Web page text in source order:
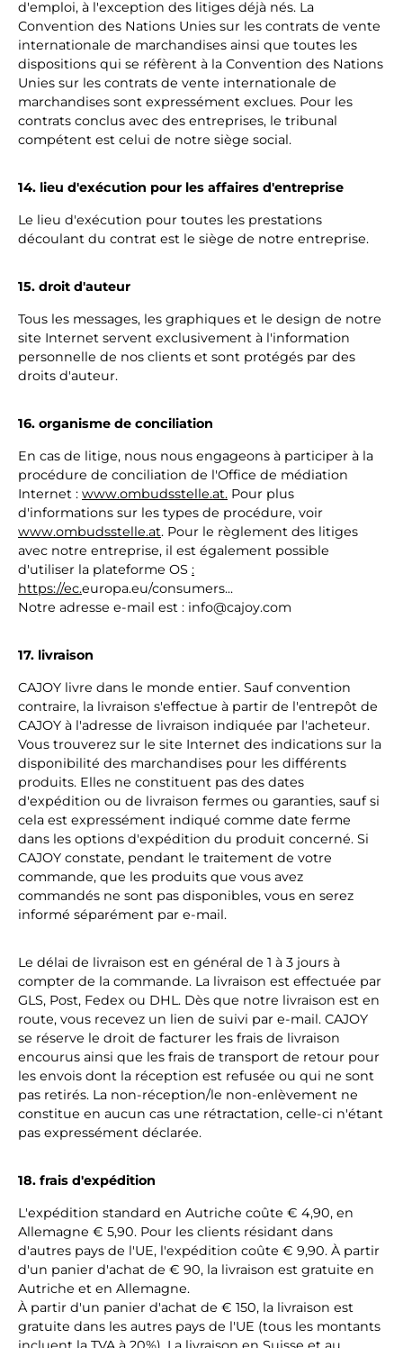
d'emploi, à l'exception des litiges déjà nés. La
Convention des Nations Unies sur les contrats de vente
internationale de marchandises ainsi que toutes les
dispositions qui se réfèrent à la Convention des Nations
Unies sur les contrats de vente internationale de
marchandises sont expressément exclues. Pour les
contrats conclus avec des entreprises, le tribunal
compétent est celui de notre siège social.
14. lieu d'exécution pour les affaires d'entreprise
Le lieu d'exécution pour toutes les prestations
découlant du contrat est le siège de notre entreprise.
15. droit d'auteur
Tous les messages, les graphiques et le design de notre
site Internet servent exclusivement à l'information
personnelle de nos clients et sont protégés par des
droits d'auteur.
16. organisme de conciliation
En cas de litige, nous nous engageons à participer à la
procédure de conciliation de l'Office de médiation
Internet : www.ombudsstelle.at. Pour plus
d'informations sur les types de procédure, voir
www.ombudsstelle.at. Pour le règlement des litiges
avec notre entreprise, il est également possible
d'utiliser la plateforme OS :
https://ec.europa.eu/consumers...
Notre adresse e-mail est : info@cajoy.com
17. livraison
CAJOY livre dans le monde entier. Sauf convention
contraire, la livraison s'effectue à partir de l'entrepôt de
CAJOY à l'adresse de livraison indiquée par l'acheteur.
Vous trouverez sur le site Internet des indications sur la
disponibilité des marchandises pour les différents
produits. Elles ne constituent pas des dates
d'expédition ou de livraison fermes ou garanties, sauf si
cela est expressément indiqué comme date ferme
dans les options d'expédition du produit concerné. Si
CAJOY constate, pendant le traitement de votre
commande, que les produits que vous avez
commandés ne sont pas disponibles, vous en serez
informé séparément par e-mail.
Le délai de livraison est en général de 1 à 3 jours à
compter de la commande. La livraison est effectuée par
GLS, Post, Fedex ou DHL. Dès que notre livraison est en
route, vous recevez un lien de suivi par e-mail. CAJOY
se réserve le droit de facturer les frais de livraison
encourus ainsi que les frais de transport de retour pour
les envois dont la réception est refusée ou qui ne sont
pas retirés. La non-réception/le non-enlèvement ne
constitue en aucun cas une rétractation, celle-ci n'étant
pas expressément déclarée.
18. frais d'expédition
L'expédition standard en Autriche coûte € 4,90, en
Allemagne € 5,90. Pour les clients résidant dans
d'autres pays de l'UE, l'expédition coûte € 9,90. À partir
d'un panier d'achat de € 90, la livraison est gratuite en
Autriche et en Allemagne.
À partir d'un panier d'achat de € 150, la livraison est
gratuite dans les autres pays de l'UE (tous les montants